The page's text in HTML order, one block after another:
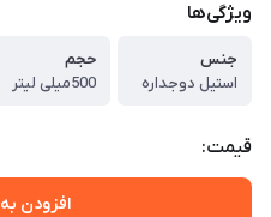
ویژگی‌ها
جنس
استیل دوجداره
حجم
500میلی لیتر
قیمت:
افزودن